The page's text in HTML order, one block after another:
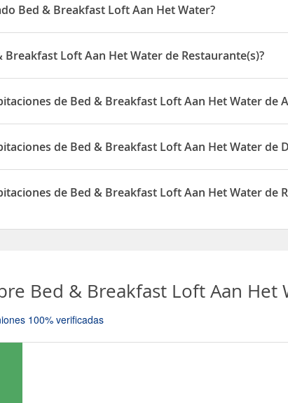
Bed & Breakfast Loft Aan Het Water?
Aan Het Water está situado en Herentalse Steenweg
Breakfast Loft Aan Het Water de Restaurante(s)?
Loft Aan Het Water dispone de Restaurante(s)
de Bed & Breakfast Loft Aan Het Water de
Bed & Breakfast Loft Aan Het Water disponen de Aire
de Bed & Breakfast Loft Aan Het Water de
Bed & Breakfast Loft Aan Het Water disponen de DVD
de Bed & Breakfast Loft Aan Het Water de
Bed & Breakfast Loft Aan Het
100% verificadas